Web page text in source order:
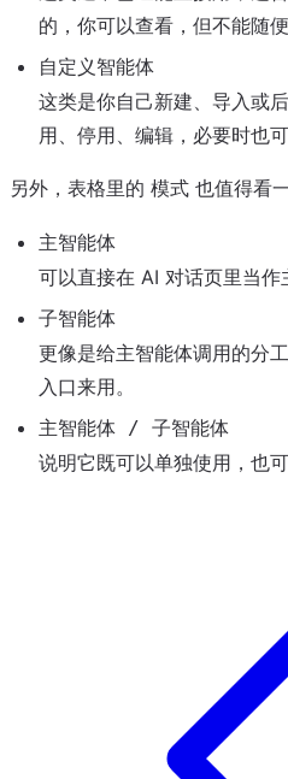
的，你可以查看，但不能随便
自定义智能体
这类是你自己新建、导入或
用、停用、编辑，必要时也可
另外，表格里的 模式 也值得看
主智能体
可以直接在 AI 对话页里当作
子智能体
更像是给主智能体调用的分
入口来用。
主智能体 / 子智能体
说明它既可以单独使用，也